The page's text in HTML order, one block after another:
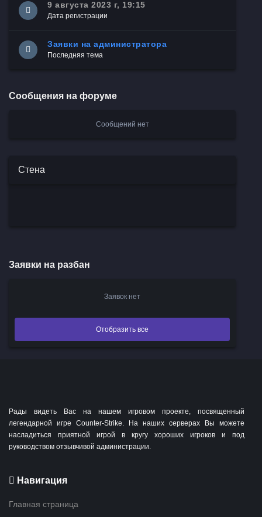
9 августа 2023 г, 19:15
Дата регистрации
Заявки на администратора
Последняя тема
Сообщения на форуме
Сообщений нет
Стена
Заявки на разбан
Заявок нет
Отобразить все
Рады видеть Вас на нашем игровом проекте, посвященный
легендарной игре Counter-Strike. На наших серверах Вы можете
насладиться приятной игрой в кругу хороших игроков и под
руководством отзывчивой администрации.
Навигация
Главная страница